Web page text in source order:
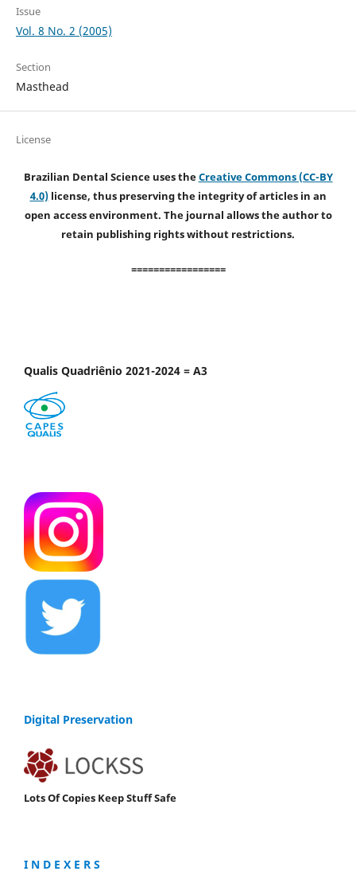
Issue
Vol. 8 No. 2 (2005)
Section
Masthead
License
Brazilian Dental Science uses theCreative Commons (CC-BY
4.0)license, thus preserving the integrity of articles in an
open access environment. The journal allows the author to
retain publishing rights without restrictions.
=================
Qualis Quadriênio 2021-2024 = A3
Digital Preservation
Lots Of Copies Keep Stuff Safe
I N D E X E R S